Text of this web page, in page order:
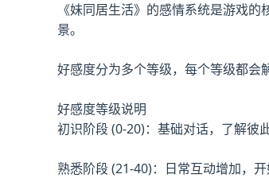
《妹同居生活》的感情系统是游戏
景。
好感度分为多个等级，每个等级都会
好感度等级说明
初识阶段 (0-20)：基础对话，了解彼
熟悉阶段 (21-40)：日常互动增加，